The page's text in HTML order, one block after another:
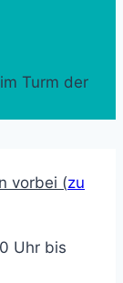
Turm der
vorbei (zu
Uhr bis